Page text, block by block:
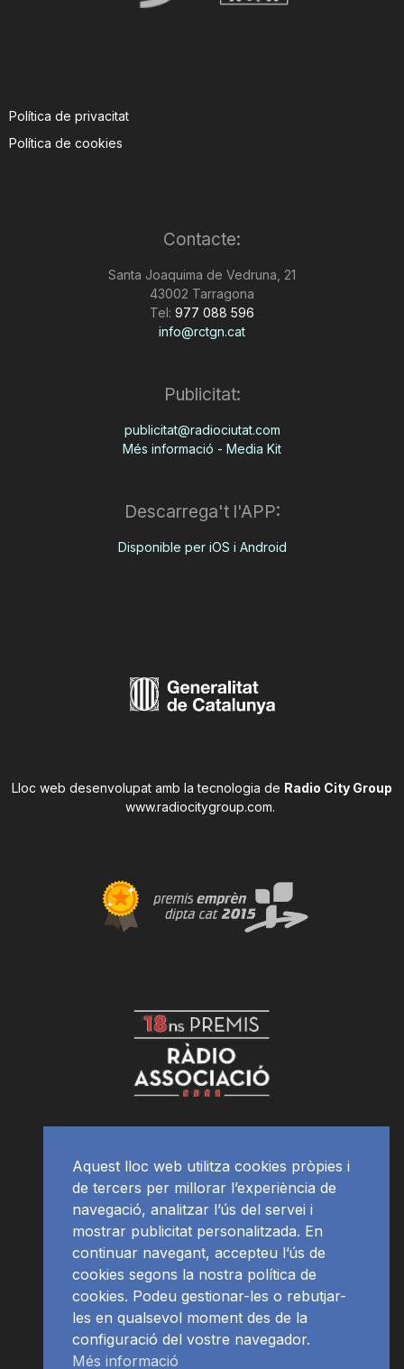
Política de privacitat
Política de cookies
Contacte:
Santa Joaquima de Vedruna, 21
43002 Tarragona
Tel: 977 088 596
info@rctgn.cat
Publicitat:
publicitat@radiociutat.com
Més informació - Media Kit
Descarrega't l'APP:
Disponible per iOS i Android
Lloc web desenvolupat amb la tecnologia de Radio City Group
www.radiocitygroup.com.
Aquest lloc web utilitza cookies pròpies i
de tercers per millorar l’experiència de
navegació, analitzar l’ús del servei i
mostrar publicitat personalitzada. En
continuar navegant, accepteu l’ús de
cookies segons la nostra política de
cookies. Podeu gestionar-les o rebutjar-
les en qualsevol moment des de la
configuració del vostre navegador.
Més informació